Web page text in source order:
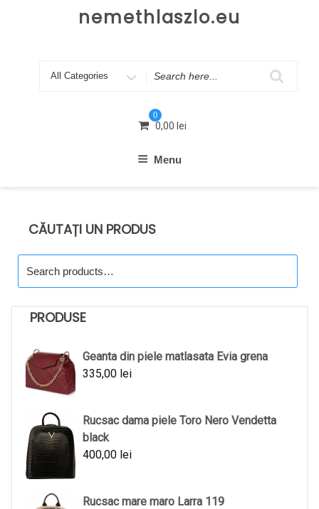
nemethlaszlo.eu
Search
0
0,00 lei
Menu
CĂUTAȚI UN PRODUS
for:
PRODUSE
Geanta din piele matlasata Evia grena
335,00 lei
Rucsac dama piele Toro Nero Vendetta
black
400,00 lei
Rucsac mare maro Larra 119